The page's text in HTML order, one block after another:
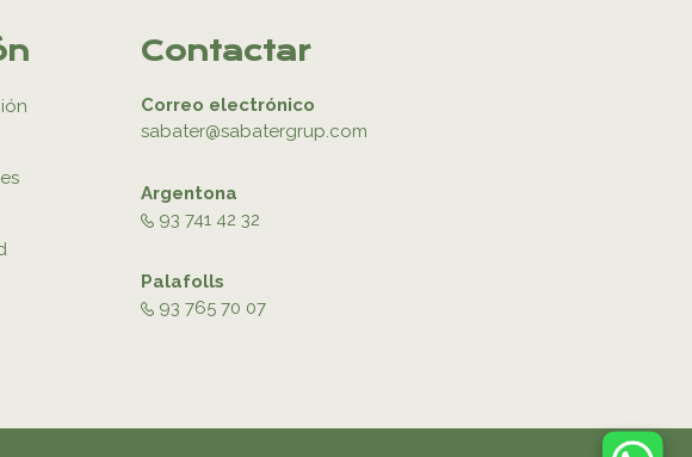
Contactar
Correo electrónico
sabater@sabatergrup.com
Argentona
93 741 42 32
Palafolls
93 765 70 07